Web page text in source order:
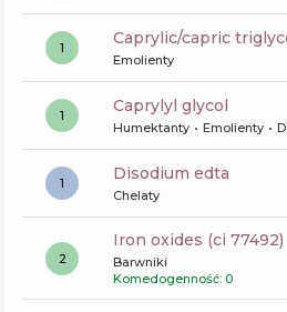
1 caprylic/capric
Emolienty
1 caprylyl glycol
Humektanty Emolienty
1 disodium edta
Chelaty
2
iron oxides (ci 77492)
Barwniki
Komedogenność: 0